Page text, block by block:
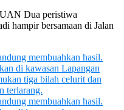
Dua peristiwa
hampir bersamaan di Jalan